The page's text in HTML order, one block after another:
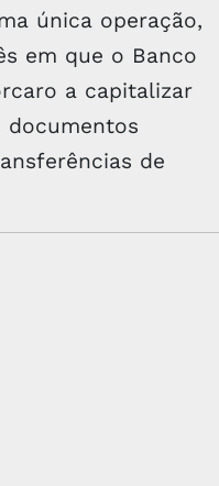
única operação,
em que o Banco
a capitalizar
documentos
de